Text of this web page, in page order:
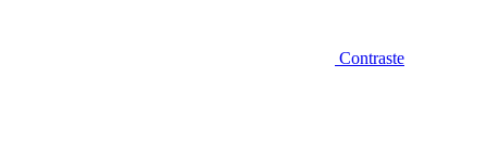
Contraste